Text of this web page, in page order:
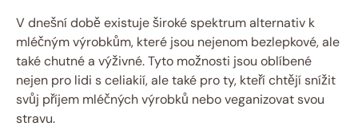
V dnešní době existuje široké spektrum alternativ k
mléčným výrobkům, které jsou nejenom bezlepkové, ale
také chutné a výživné. Tyto možnosti jsou oblíbené
nejen pro lidi s celiakií, ale také pro ty, kteří chtějí snížit
svůj příjem mléčných výrobků nebo veganizovat svou
stravu.